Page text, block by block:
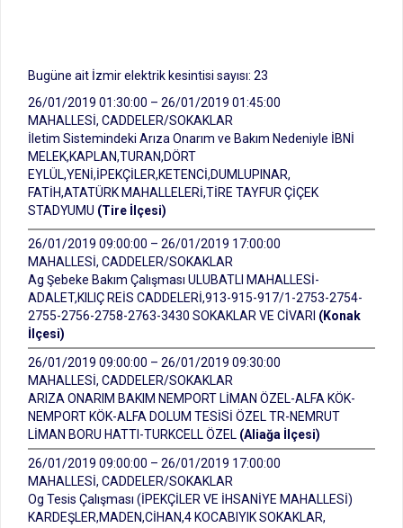
Bugüne ait İzmir elektrik kesintisi sayısı: 23
26/01/2019 01:30:00 – 26/01/2019 01:45:00
MAHALLESİ, CADDELER/SOKAKLAR
İletim Sistemindeki Arıza Onarım ve Bakım Nedeniyle İBNİ
MELEK,KAPLAN,TURAN,DÖRT
EYLÜL,YENİ,İPEKÇİLER,KETENCİ,DUMLUPINAR,
FATİH,ATATÜRK MAHALLELERİ,TİRE TAYFUR ÇİÇEK
STADYUMU (Tire İlçesi)
26/01/2019 09:00:00 – 26/01/2019 17:00:00
MAHALLESİ, CADDELER/SOKAKLAR
Ag Şebeke Bakım Çalışması ULUBATLI MAHALLESİ-
ADALET,KILIÇ REİS CADDELERİ,913-915-917/1-2753-2754-
2755-2756-2758-2763-3430 SOKAKLAR VE CİVARI (Konak
İlçesi)
26/01/2019 09:00:00 – 26/01/2019 09:30:00
MAHALLESİ, CADDELER/SOKAKLAR
ARIZA ONARIM BAKIM NEMPORT LİMAN ÖZEL-ALFA KÖK-
NEMPORT KÖK-ALFA DOLUM TESİSİ ÖZEL TR-NEMRUT
LİMAN BORU HATTI-TURKCELL ÖZEL (Aliağa İlçesi)
26/01/2019 09:00:00 – 26/01/2019 17:00:00
MAHALLESİ, CADDELER/SOKAKLAR
Og Tesis Çalışması (İPEKÇİLER VE İHSANİYE MAHALLESİ)
KARDEŞLER,MADEN,CİHAN,4 KOCABIYIK SOKAKLAR,